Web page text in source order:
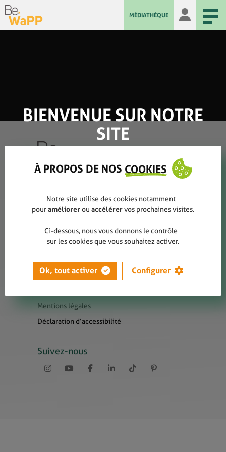
MÉDIATHÈQUE
Qui sommes-nous ?
Rapports annuels
Contact
Presse
Liens utiles
Mentions légales
Déclaration d’accessibilité
Suivez-nous
BIENVENUE SUR NOTRE
SITE
À PROPOS DE NOS COOKIES
Notre site utilise des cookies notamment
pouraméliorerou accélérervos prochaines visites.
Ci-dessous, nous vous donnons le contrôle
sur les cookies que vous souhaitez activer.
Ok, tout activer Configurer